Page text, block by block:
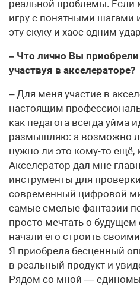
реальной проблемы. Если
игру с понятными шагами
эту скуку и хаос одним
– Что лично Вы приобрели
участвуя в акселераторе?
– Для меня участие в
настоящим
как педагога всегда уйма
размышляю: а возможно
нужно ли это кому-то ещё,
Акселератор дал мне
инструменты для
современный цифровой
самые смелые фантазии
просто мечтать о
начали его строить
Я приобрела бесценный
в реальный продукт и
Рядом со мной —